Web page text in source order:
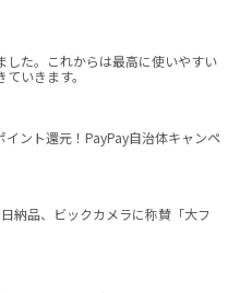
した。これからは最高に使いやすい
いきます。
イント還元！PayPay自治体キャンペ
納品、ビックカメラに称賛「大フ